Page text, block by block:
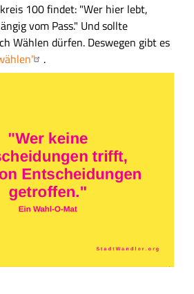
100 findet: "Wer hier lebt,
vom Pass." Und sollte
Wählen dürfen. Deswegen gibt es
.